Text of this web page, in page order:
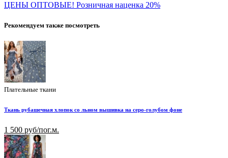
ЦЕНЫ ОПТОВЫЕ! Розничная наценка 20%
Рекомендуем также посмотреть
Плательные ткани
Ткань рубашечная хлопок со льном вышивка на серо-голубом фоне
1 500 руб/пог.м.